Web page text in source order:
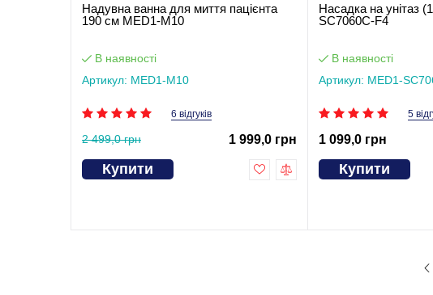
Надувна ванна для миття пацієнта
190 см MED1-M10
В наявності
Артикул: MED1-M10
6 відгуків
2 499,0 грн 1 999,0 грн
Купити
Насадка на унітаз
SC7060C-F4
В наявності
Артикул: MED1-
5
1 099,0 грн
Купити